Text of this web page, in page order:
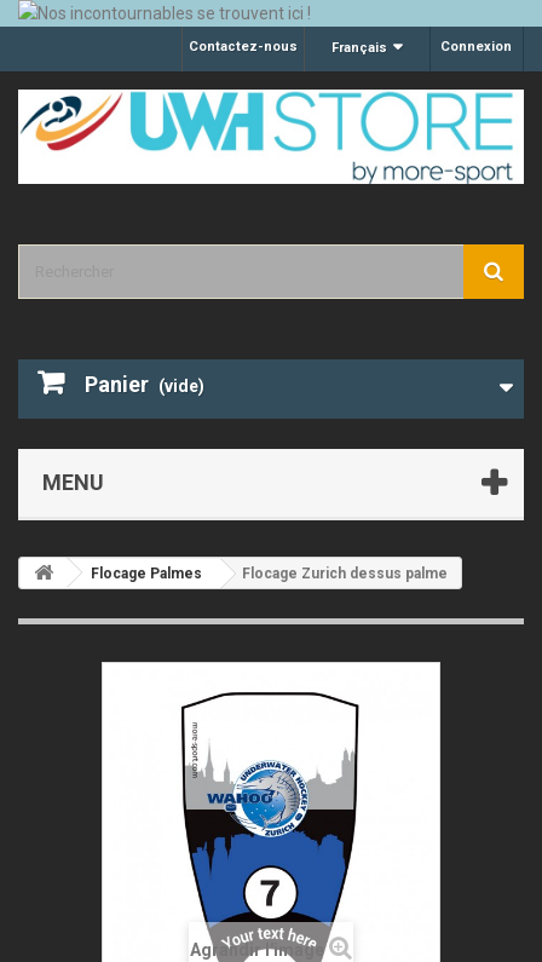
Connexion
Français
Contactez-nous
Panier (vide)
MENU
Flocage Palmes Flocage Zurich dessus palme
Agrandir l'image